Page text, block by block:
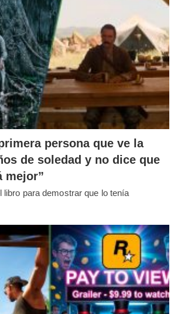
persona que ve la
de soledad y no dice que
mejor”
libro para demostrar que lo tenía